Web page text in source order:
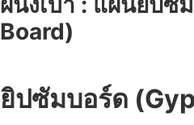
Board)
ยิปซัมบอร์ด